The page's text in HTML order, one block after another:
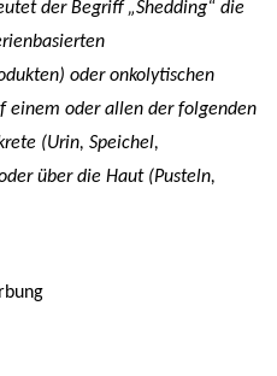
der Begriff „Shedding“ die
oder onkolytischen
einem oder allen der folgenden
(Urin, Speichel,
über die Haut (Pusteln,